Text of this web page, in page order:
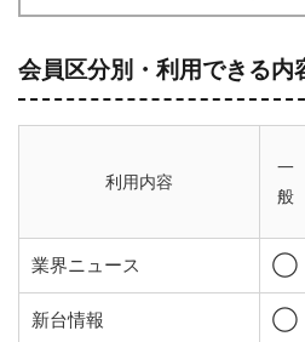
会員区分別・利用できる内
利用内容
一
般
業界ニュース ◯
新台情報 ◯